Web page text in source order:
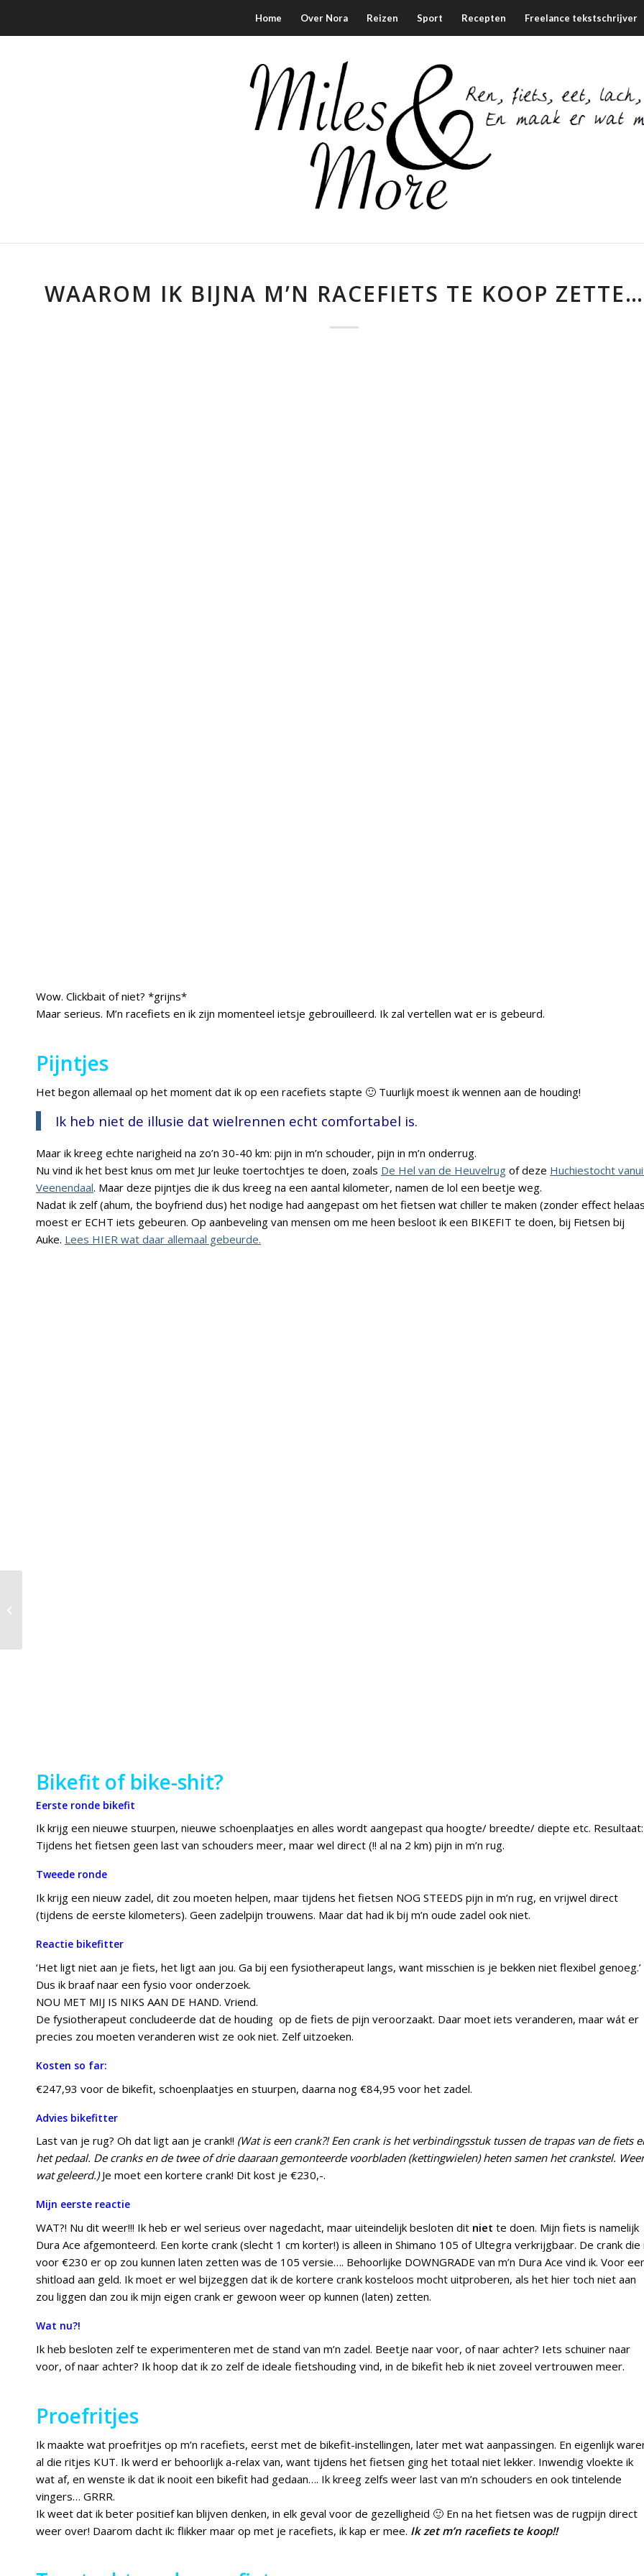
Home Over Nora Reizen Sport Recepten Freelance tekstschrijver
WAAROM IK BIJNA M’N RACEFIETS TE KOOP ZETTE…
Wow. Clickbait of niet? *grijns*
Maar serieus. M’n racefiets en ik zijn momenteel ietsje gebrouilleerd. Ik zal vertellen wat er is gebeurd.
Pijntjes
Het begon allemaal op het moment dat ik op een racefiets stapte 🙂 Tuurlijk moest ik wennen aan de houding!
Ik heb niet de illusie dat wielrennen echt comfortabel is.
Maar ik kreeg echte narigheid na zo’n 30-40 km: pijn in m’n schouder, pijn in m’n onderrug.
Nu vind ik het best knus om met Jur leuke toertochtjes te doen, zoals De Hel van de Heuvelrug of deze Huchiestocht
Veenendaal. Maar deze pijntjes die ik dus kreeg na een aantal kilometer, namen de lol een beetje weg.
Nadat ik zelf (ahum, the boyfriend dus) het nodige had aangepast om het fietsen wat chiller te maken (zonder effect
moest er ECHT iets gebeuren. Op aanbeveling van mensen om me heen besloot ik een BIKEFIT te doen, bij Fietsen bij
Auke. Lees HIER wat daar allemaal gebeurde.
Bikefit of bike-shit?
Eerste ronde bikefit
Ik krijg een nieuwe stuurpen, nieuwe schoenplaatjes en alles wordt aangepast qua hoogte/ breedte/ diepte etc. Resultaat:
Tijdens het fietsen geen last van schouders meer, maar wel direct (!! al na 2 km) pijn in m’n rug.
Tweede ronde
Ik krijg een nieuw zadel, dit zou moeten helpen, maar tijdens het fietsen NOG STEEDS pijn in m’n rug, en vrijwel direct
(tijdens de eerste kilometers). Geen zadelpijn trouwens. Maar dat had ik bij m’n oude zadel ook niet.
Reactie bikefitter
‘Het ligt niet aan je fiets, het ligt aan jou. Ga bij een fysiotherapeut langs, want misschien is je bekken niet flexibel genoeg.’
Dus ik braaf naar een fysio voor onderzoek.
NOU MET MIJ IS NIKS AAN DE HAND. Vriend.
De fysiotherapeut concludeerde dat de houding op de fiets de pijn veroorzaakt. Daar moet iets veranderen, maar wát er
precies zou moeten veranderen wist ze ook niet. Zelf uitzoeken.
Kosten so far:
€247,93 voor de bikefit, schoenplaatjes en stuurpen, daarna nog €84,95 voor het zadel.
Advies bikefitter
Last van je rug? Oh dat ligt aan je crank!! (Wat is een crank?! Een crank is het verbindingsstuk tussen de trapas van de fiets
het pedaal. De cranks en de twee of drie daaraan gemonteerde voorbladen (kettingwielen) heten samen het crankstel. Weer
wat geleerd.)Je moet een kortere crank! Dit kost je €230,-.
Mijn eerste reactie
WAT?! Nu dit weer!!! Ik heb er wel serieus over nagedacht, maar uiteindelijk besloten dit niet te doen. Mijn fiets is namelijk
Dura Ace afgemonteerd. Een korte crank (slecht 1 cm korter!) is alleen in Shimano 105 of Ultegra verkrijgbaar. De crank die
voor €230 er op zou kunnen laten zetten was de 105 versie…. Behoorlijke DOWNGRADE van m’n Dura Ace vind ik. Voor
shitload aan geld. Ik moet er wel bijzeggen dat ik de kortere crank kosteloos mocht uitproberen, als het hier toch niet aan
zou liggen dan zou ik mijn eigen crank er gewoon weer op kunnen (laten) zetten.
Wat nu?!
Ik heb besloten zelf te experimenteren met de stand van m’n zadel. Beetje naar voor, of naar achter? Iets schuiner naar
voor, of naar achter? Ik hoop dat ik zo zelf de ideale fietshouding vind, in de bikefit heb ik niet zoveel vertrouwen meer.
Proefritjes
Ik maakte wat proefritjes op m’n racefiets, eerst met de bikefit-instellingen, later met wat aanpassingen. En eigenlijk
al die ritjes KUT. Ik werd er behoorlijk a-relax van, want tijdens het fietsen ging het totaal niet lekker. Inwendig vloekte ik
wat af, en wenste ik dat ik nooit een bikefit had gedaan…. Ik kreeg zelfs weer last van m’n schouders en ook tintelende
vingers… GRRR.
Ik weet dat ik beter positief kan blijven denken, in elk geval voor de gezelligheid 🙂 En na het fietsen was de rugpijn direct
weer over! Daarom dacht ik: flikker maar op met je racefiets, ik kap er mee. Ik zet m’n racefiets te koop!!